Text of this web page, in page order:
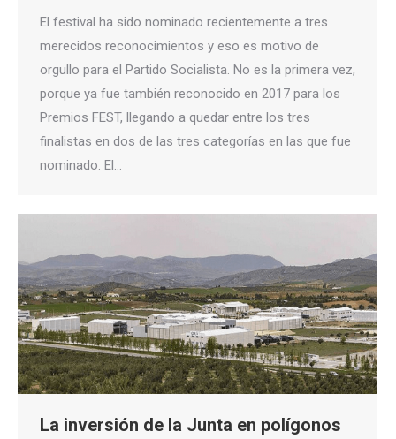
El festival ha sido nominado recientemente a tres
merecidos reconocimientos y eso es motivo de
orgullo para el Partido Socialista. No es la primera vez,
porque ya fue también reconocido en 2017 para los
Premios FEST, llegando a quedar entre los tres
finalistas en dos de las tres categorías en las que fue
nominado. El…
La inversión de la Junta en polígonos